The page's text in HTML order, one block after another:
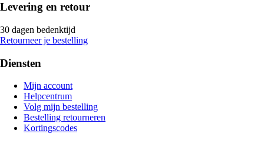
Levering en retour
30 dagen bedenktijd
Retourneer je bestelling
Diensten
Mijn account
Helpcentrum
Volg mijn bestelling
Bestelling retourneren
Kortingscodes